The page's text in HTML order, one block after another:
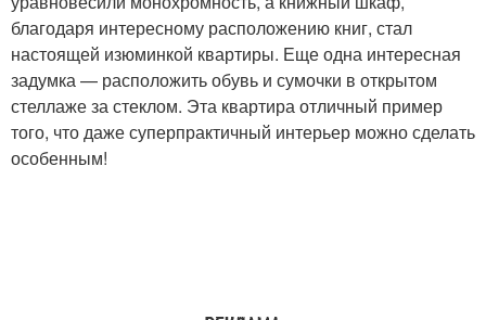
благодаря интересному расположению книг, стал
настоящей изюминкой квартиры. Еще одна интересная
задумка — расположить обувь и сумочки в открытом
стеллаже за стеклом. Эта квартира отличный пример
того, что даже суперпрактичный интерьер можно сделать
особенным!